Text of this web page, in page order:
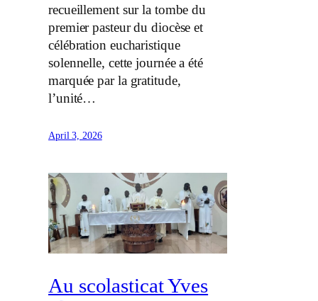
recueillement sur la tombe du
premier pasteur du diocèse et
célébration eucharistique
solennelle, cette journée a été
marquée par la gratitude,
l’unité…
April 3, 2026
Au scolasticat Yves